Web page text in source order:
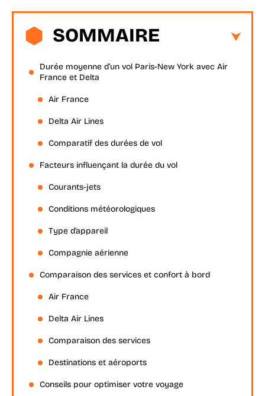
SOMMAIRE
Durée moyenne d’un vol Paris-New York avec Air
France et Delta
Air France
Delta Air Lines
Comparatif des durées de vol
Facteurs influençant la durée du vol
Courants-jets
Conditions météorologiques
Type d’appareil
Compagnie aérienne
Comparaison des services et confort à bord
Air France
Delta Air Lines
Comparaison des services
Destinations et aéroports
Conseils pour optimiser votre voyage